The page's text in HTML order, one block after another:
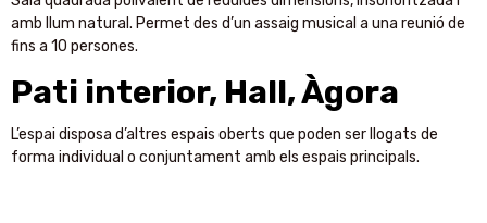
amb llum natural. Permet des d’un assaig musical a una reunió de
fins a 10 persones.
Pati interior, Hall, Àgora
L’espai disposa d’altres espais oberts que poden ser llogats de
forma individual o conjuntament amb els espais principals.